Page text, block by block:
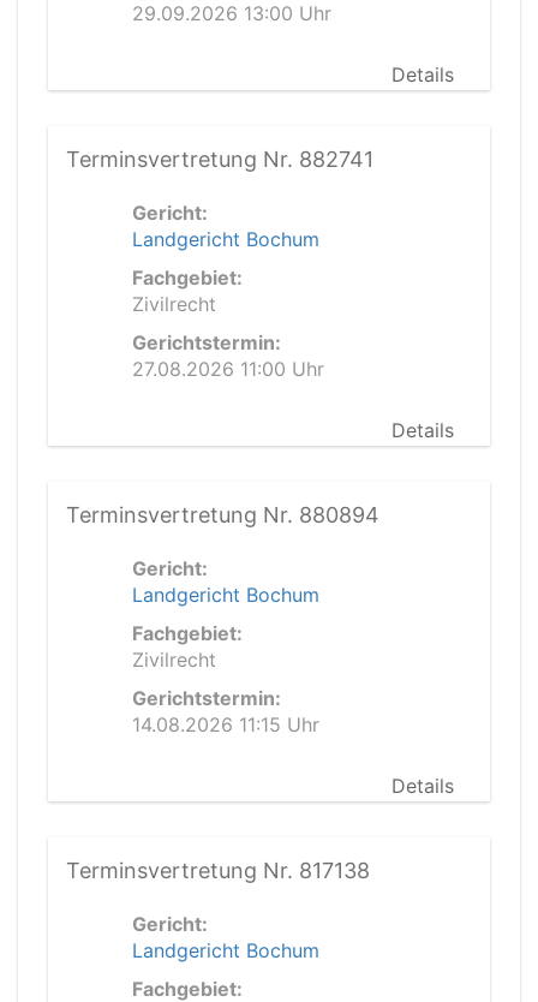
29.09.2026 13:00 Uhr
Details
Terminsvertretung Nr. 882741
Gericht:
Landgericht Bochum
Fachgebiet:
Zivilrecht
Gerichtstermin:
27.08.2026 11:00 Uhr
Details
Terminsvertretung Nr. 880894
Gericht:
Landgericht Bochum
Fachgebiet:
Zivilrecht
Gerichtstermin:
14.08.2026 11:15 Uhr
Details
Terminsvertretung Nr. 817138
Gericht:
Landgericht Bochum
Fachgebiet: